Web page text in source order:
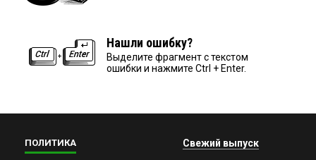
Нашли ошибку?
Выделите фрагмент с текстом
ошибки и нажмите Ctrl + Enter.
ПОЛИТИКА Свежий выпуск